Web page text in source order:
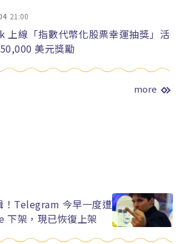
21:00
上線「指數代幣化股票幸運抽獎」活
美元獎勵
more
！Telegram 今早一度遭
下架，現已恢復上架